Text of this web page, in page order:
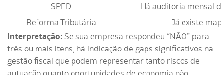
SPED
Há auditoria mensal
Reforma Tributária
Já existe
Interpretação: Se sua empresa respondeu “NÃO” para
três ou mais itens, há indicação de gaps significativos na
gestão fiscal que podem representar tanto riscos de
autuação quanto oportunidades de economia não